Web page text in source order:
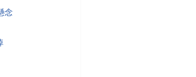
念